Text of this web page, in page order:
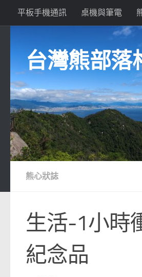
Skip to content
平板手機通訊 桌機與筆電
台灣熊部落
熊心狀誌
生活-1小時
紀念品